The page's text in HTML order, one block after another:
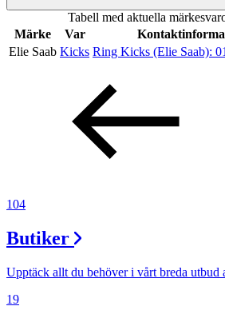
Inspiration
Presentkort
Tabell med aktuella
Märke
Var
Elie Saab Kicks Ring Kicks (Elie Saab):
104
Butiker
Upptäck allt du behöver i vårt breda utbud
19